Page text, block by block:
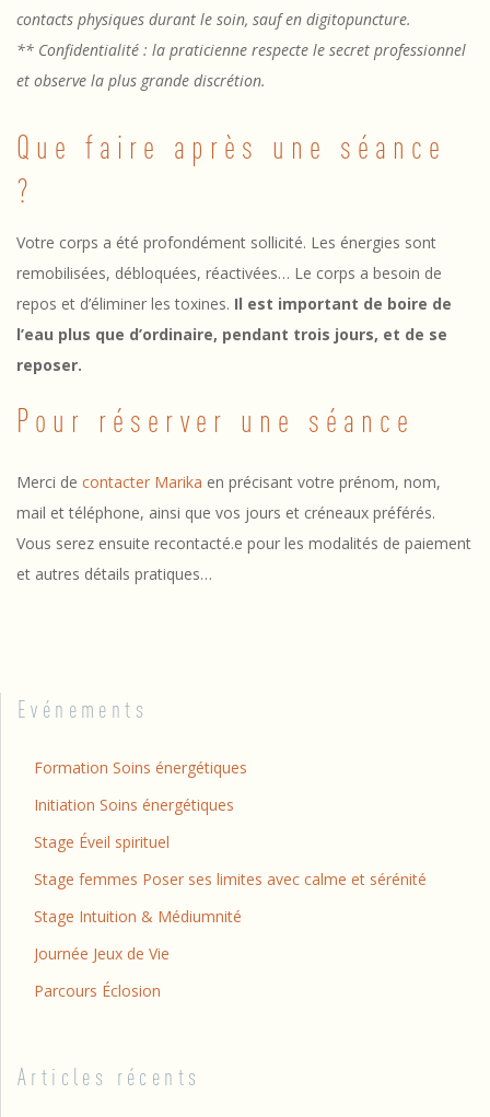
contacts physiques durant le soin, sauf en digitopuncture.
** Confidentialité : la praticienne respecte le secret professionnel
et observe la plus grande discrétion.
Que faire après une séance
?
Votre corps a été profondément sollicité. Les énergies sont
remobilisées, débloquées, réactivées… Le corps a besoin de
repos et d’éliminer les toxines. Il est important de boire de
l’eau plus que d’ordinaire, pendant trois jours, et de se
reposer.
Pour réserver une séance
Merci de contacter Marika en précisant votre prénom, nom,
mail et téléphone, ainsi que vos jours et créneaux préférés.
Vous serez ensuite recontacté.e pour les modalités de paiement
et autres détails pratiques…
Evénements
Formation Soins énergétiques
Initiation Soins énergétiques
Stage Éveil spirituel
Stage femmes Poser ses limites avec calme et sérénité
Stage Intuition & Médiumnité
Journée Jeux de Vie
Parcours Éclosion
Articles récents